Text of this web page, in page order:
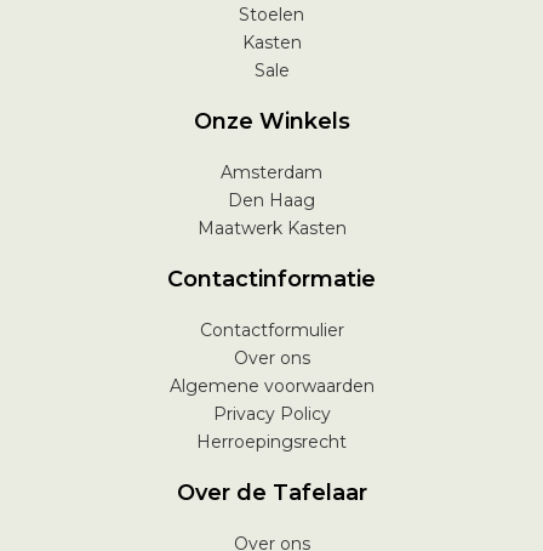
Stoelen
Kasten
Sale
Onze Winkels
Amsterdam
Den Haag
Maatwerk Kasten
Contactinformatie
Contactformulier
Over ons
Algemene voorwaarden
Privacy Policy
Herroepingsrecht
Over de Tafelaar
Over ons